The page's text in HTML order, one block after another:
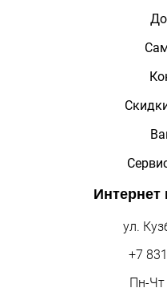
Интернет
ул.
+7 831
Пн-Чт